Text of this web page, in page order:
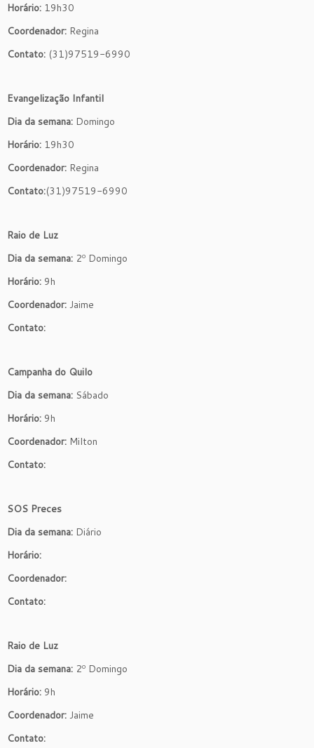
Horário: 19h30
Coordenador: Regina
Contato: (31)97519-6990
Evangelização Infantil
Dia da semana: Domingo
Horário: 19h30
Coordenador: Regina
Contato:(31)97519-6990
Raio de Luz
Dia da semana: 2º Domingo
Horário: 9h
Coordenador: Jaime
Contato:
Campanha do Quilo
Dia da semana: Sábado
Horário: 9h
Coordenador: Milton
Contato:
SOS Preces
Dia da semana: Diário
Horário:
Coordenador:
Contato:
Raio de Luz
Dia da semana: 2º Domingo
Horário: 9h
Coordenador: Jaime
Contato: